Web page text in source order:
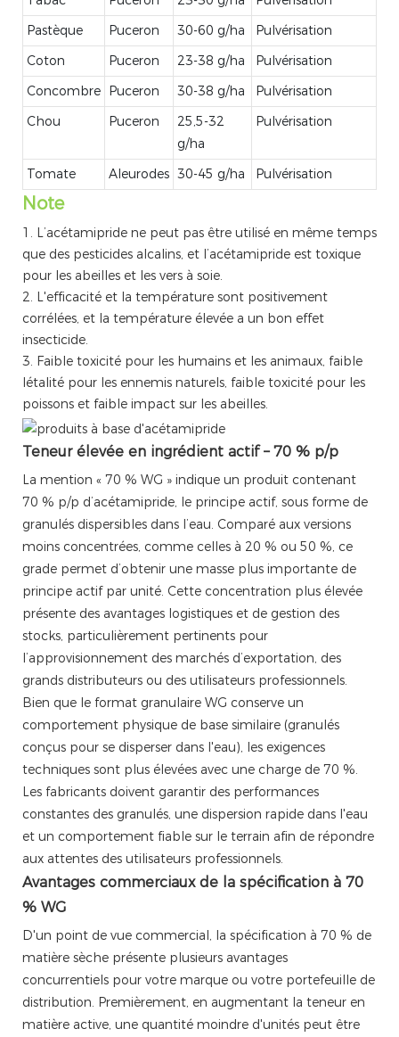
Pastèque
Puceron 30-60 g/ha
Pulvérisation
Coton
Puceron 23-38 g/ha
Pulvérisation
Concombre
Puceron 30-38 g/ha
Pulvérisation
Chou
Puceron
25,5-32
g/ha
Pulvérisation
Tomate Aleurodes 30-45 g/ha Pulvérisation
Note
1. L’acétamipride ne peut pas être utilisé en même temps
que des pesticides alcalins, et l’acétamipride est toxique
pour les abeilles et les vers à soie.
2. L'efficacité et la température sont positivement
corrélées, et la température élevée a un bon effet
insecticide.
3. Faible toxicité pour les humains et les animaux, faible
létalité pour les ennemis naturels, faible toxicité pour les
poissons et faible impact sur les abeilles.
Teneur élevée en ingrédient actif – 70 % p/p
La mention « 70 % WG » indique un produit contenant
70 % p/p d’acétamipride, le principe actif, sous forme de
granulés dispersibles dans l’eau. Comparé aux versions
moins concentrées, comme celles à 20 % ou 50 %, ce
grade permet d’obtenir une masse plus importante de
principe actif par unité. Cette concentration plus élevée
présente des avantages logistiques et de gestion des
stocks, particulièrement pertinents pour
l’approvisionnement des marchés d’exportation, des
grands distributeurs ou des utilisateurs professionnels.
Bien que le format granulaire WG conserve un
comportement physique de base similaire (granulés
conçus pour se disperser dans l'eau), les exigences
techniques sont plus élevées avec une charge de 70 %.
Les fabricants doivent garantir des performances
constantes des granulés, une dispersion rapide dans l'eau
et un comportement fiable sur le terrain afin de répondre
aux attentes des utilisateurs professionnels.
Avantages commerciaux de la spécification à 70
% WG
D'un point de vue commercial, la spécification à 70 % de
matière sèche présente plusieurs avantages
concurrentiels pour votre marque ou votre portefeuille de
distribution. Premièrement, en augmentant la teneur en
matière active, une quantité moindre d'unités peut être